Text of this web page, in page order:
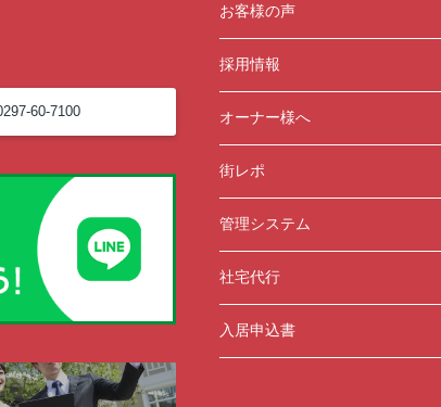
60-7100
お客様の声
採用情報
オーナー様へ
街レポ
管理システム
社宅代行
入居申込書